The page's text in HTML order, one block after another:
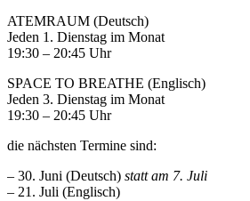
ATEMRAUM (Deutsch)
Jeden 1. Dienstag im Monat
19:30 – 20:45 Uhr
SPACE TO BREATHE (Englisch)
Jeden 3. Dienstag im Monat
19:30 – 20:45 Uhr
die nächsten Termine sind:
– 30. Juni (Deutsch) statt am 7. Juli
– 21. Juli (Englisch)